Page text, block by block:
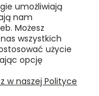
umożliwiają
nam
Możesz
wszystkich
użycie
opcję
w naszej Polityce